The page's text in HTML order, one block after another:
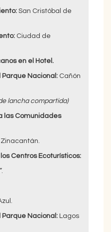
San Cristóbal de
Ciudad de
en el Hotel.
Nacional: Cañón
lancha compartida)
Comunidades
Centros Ecoturísticos:
Nacional: Lagos